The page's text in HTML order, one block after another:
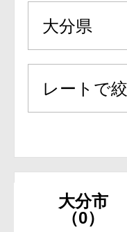
大分市
（0）